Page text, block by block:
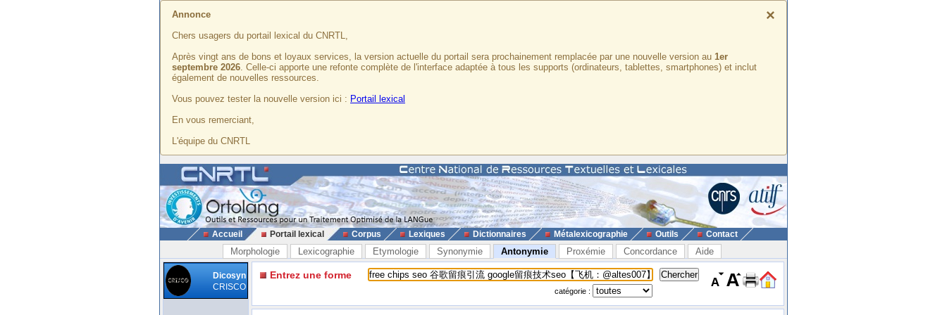
×
Annonce
Chers usagers du portail lexical du CNRTL,
Après vingt ans de bons et loyaux services, la version actuelle du portail sera prochainement remplacée par une nouvelle version au 1er
septembre 2026. Celle-ci apporte une refonte complète de l'interface adaptée à tous les supports (ordinateurs, tablettes, smartphones) et inclut
également de nouvelles ressources.
Vous pouvez tester la nouvelle version ici : Portail lexical
En vous remerciant,
L'équipe du CNRTL
Accueil Portail lexical Corpus Lexiques Dictionnaires Métalexicographie Outils Contact
Morphologie Lexicographie Etymologie Synonymie Antonymie Proxémie Concordance Aide
Dicosyn
CRISCO
Entrez une forme
catégorie :